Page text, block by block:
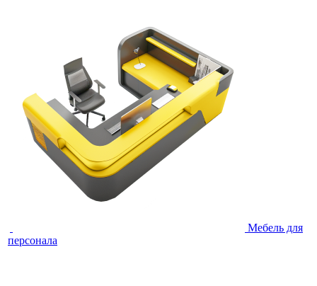
Мебель для
персонала